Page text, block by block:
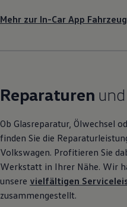
Mehr zur In-Car App
Reparaturen
Ob Glasreparatur, Ölwechsel
finden Sie die
Volkswagen. Profitieren Sie
Werkstatt in Ihrer Nähe. Wir
unsere vielfältigen
zusammengestellt.